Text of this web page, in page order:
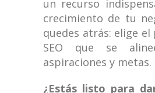
un recurso
crecimiento de tu
quedes atrás: elige
SEO que se
aspiraciones y metas.
¿Estás listo para